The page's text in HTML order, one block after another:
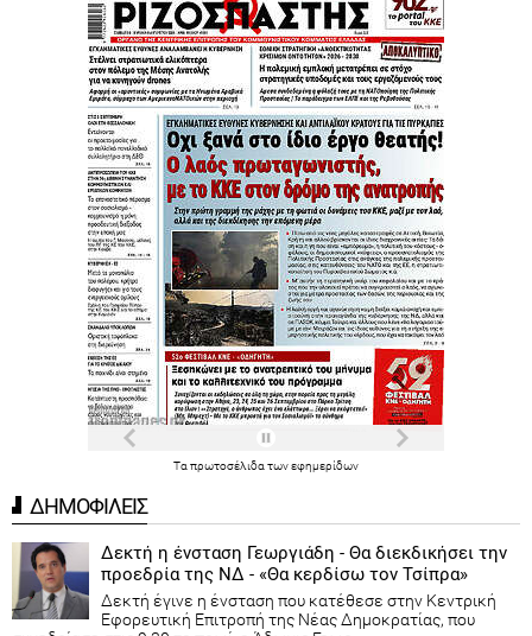
Τα πρωτοσέλιδα τωνεφημερίδων
ΔΗΜΟΦΙΛΕΙΣ
Δεκτή η ένσταση Γεωργιάδη - Θα διεκδικήσει την
προεδρία της ΝΔ - «Θα κερδίσω τον Τσίπρα»
Δεκτή έγινε η ένσταση που κατέθεσε στην Κεντρική
Εφορευτική Επιτροπή της Νέας Δημοκρατίας, που